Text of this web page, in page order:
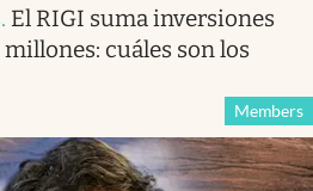
. El RIGI suma inversiones
cuáles son los
Members